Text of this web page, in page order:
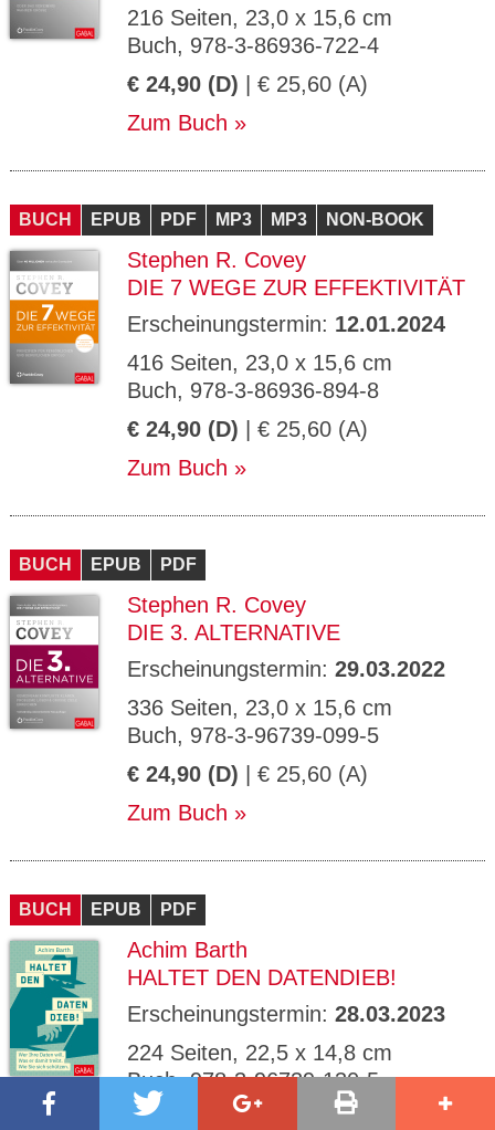
216 Seiten, 23,0 x 15,6 cm
Buch, 978-3-86936-722-4
€ 24,90 (D) | € 25,60 (A)
Zum Buch
BUCH EPUB PDF MP3 MP3 NON-BOOK
Stephen R. Covey
DIE 7 WEGE ZUR EFFEKTIVITÄT
Erscheinungstermin: 12.01.2024
416 Seiten, 23,0 x 15,6 cm
Buch, 978-3-86936-894-8
€ 24,90 (D) | € 25,60 (A)
Zum Buch
BUCH EPUB PDF
Stephen R. Covey
DIE 3. ALTERNATIVE
Erscheinungstermin: 29.03.2022
336 Seiten, 23,0 x 15,6 cm
Buch, 978-3-96739-099-5
€ 24,90 (D) | € 25,60 (A)
Zum Buch
BUCH EPUB PDF
Achim Barth
HALTET DEN DATENDIEB!
Erscheinungstermin: 28.03.2023
224 Seiten, 22,5 x 14,8 cm
Buch, 978-3-96739-130-5
€ 24,90 (D)| € 25,60 (A)